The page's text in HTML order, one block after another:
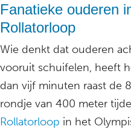
Fanatieke ouderen
Rollatorloop
Wie denkt dat ouderen
vooruit schuifelen, heeft
dan vijf minuten raast de
rondje van 400 meter
Rollatorloop in het